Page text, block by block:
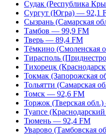
Судак (Республика
Сургут (Югра) — 92,1
Сызрань (Самарская
Тамбов — 99,9 FM
Тверь — 89,4 FM
Тёмкино (Смоленская
Тирасполь
Тихорецк
Токмак (Запорожская
Тольятти (Самарская
Томск — 92,6 FM
Торжок (Тверская
Туапсе
Тюмень — 92,4 FM
Уварово (Тамбовская